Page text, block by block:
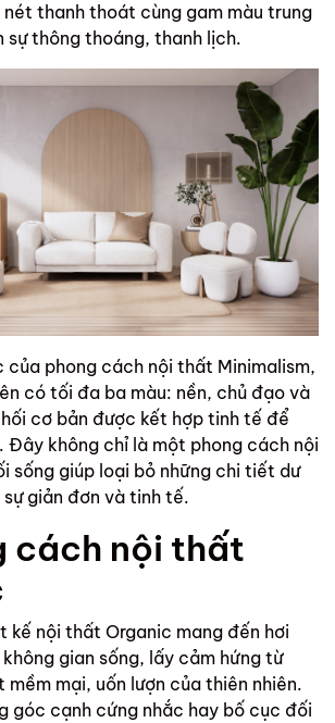
thanh thoát cùng gam màu trung
sự thông thoáng, thanh lịch.
của phong cách nội thất Minimalism,
có tối đa ba màu: nền, chủ đạo và
cơ bản được kết hợp tinh tế để
Đây không chỉ là một phong cách nội
sống giúp loại bỏ những chi tiết dư
giản đơn và tinh tế.
cách nội thất
kế nội thất Organic mang đến hơi
gian sống, lấy cảm hứng từ
mềm mại, uốn lượn của thiên nhiên.
góc cạnh cứng nhắc hay bố cục đối